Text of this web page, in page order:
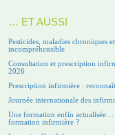
… ET AUSSI
Pesticides, maladies chroniques
incompréhensible
Consultation et prescription
2026
Prescription infirmière :
Journée internationale des
Une formation enfin actualisée…
formation infirmière ?